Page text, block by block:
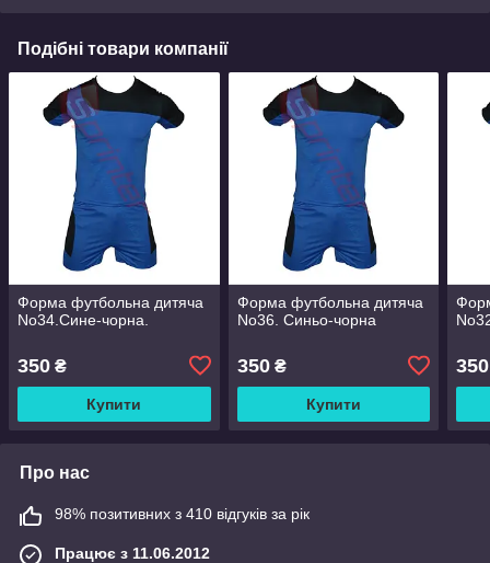
Подібні товари компанії
Форма футбольна дитяча
No34.Сине-чорна.
350 ₴
Купити
Форма футбольна дитяча
No36. Синьо-чорна
350₴
Купити
350
Про нас
98% позитивних з 410 відгуків за рік
Працює з 11.06.2012